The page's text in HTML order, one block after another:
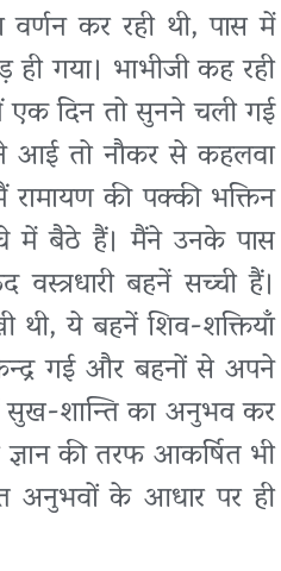
कर रही थी, पास में
गया। भाभीजी कह रही
एक दिन तो सुनने चली गई
आई तो नौकर से कहलवा
की पक्की भक्तिन
में बैठे हैं। मैंने उनके पास
बहनें सच्ची हैं।
थी, ये बहनें शिव-शक्तियाँ
गई और बहनों से अपने
सुख-शान्ति का अनुभव कर
की तरफ आकर्षित भी
अनुभवों के आधार पर ही